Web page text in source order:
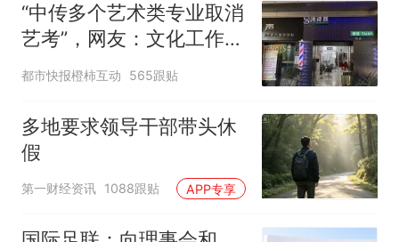
“中传多个艺术类专业取消
艺考”，网友：文化工作者
一定要有文化，这句话的
都市快报橙柿互动 565跟贴
多地要求领导干部带头休
假
第一财经资讯 1088跟贴 APP专享